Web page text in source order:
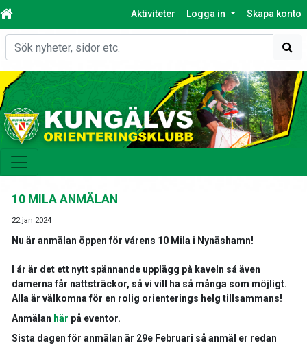
Aktiviteter Logga in Skapa konto
Sök
10 MILA ANMÄLAN
22 jan 2024
Nu är anmälan öppen för vårens 10 Mila i Nynäshamn!
I år är det ett nytt spännande upplägg på kaveln så även
damerna får nattsträckor, så vi vill ha så många som möjligt.
Alla är välkomna för en rolig orienterings helg tillsammans!
Anmälan här på eventor.
Sista dagen för anmälan är 29e Februari så anmäl er redan